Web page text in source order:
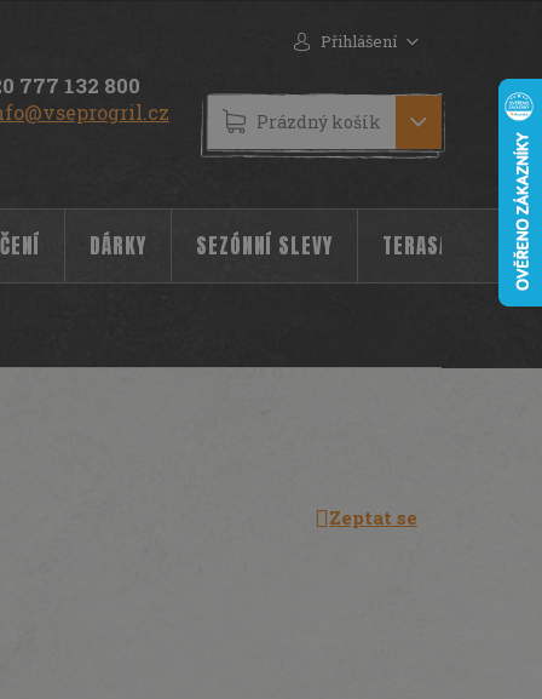
777 132 800
Přihlášení
NÁKUPNÍ
KOŠÍK
Prázdný košík
DÁRKY SEZÓNNÍ SLEVY TERASA
Zeptat se